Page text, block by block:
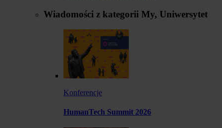
Wiadomości z kategorii My, Uniwersytet
Konferencje
HumanTech Summit 2026